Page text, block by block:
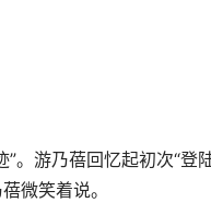
游乃蓓回忆起初次“登
微笑着说。